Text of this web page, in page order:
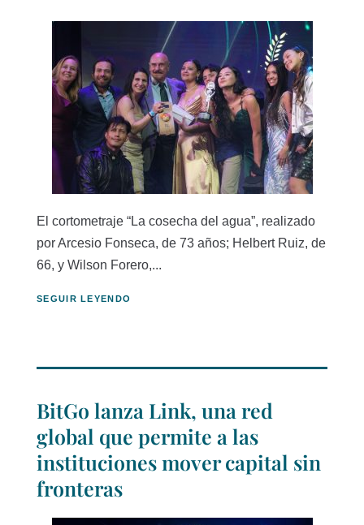
El cortometraje “La cosecha del agua”, realizado
por Arcesio Fonseca, de 73 años; Helbert Ruiz, de
66, y Wilson Forero,...
SEGUIR LEYENDO
BitGo lanza Link, una red
global que permite a las
instituciones mover capital sin
fronteras